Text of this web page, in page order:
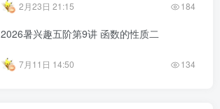
2月23日 21:15 184
2026暑兴趣五阶第9讲 函数的性质二
7月11日 14:50 134